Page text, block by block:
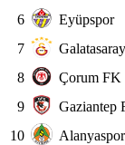
6
Eyüpspor
7
Galatasaray
8
Çorum FK
9
Gaziantep
10
Alanyaspor